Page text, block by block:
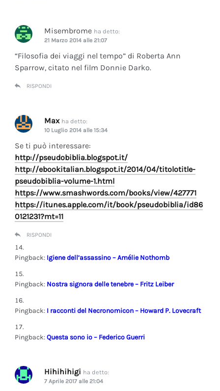
Misembrome ha detto:
21 Marzo 2014 alle 21:07
“Filosofia dei viaggi nel tempo” di Roberta Ann
Sparrow, citato nel film Donnie Darko.
RISPONDI
Max ha detto:
10 Luglio 2014 alle 15:34
Se ti può interessare:
http://pseudobiblia.blogspot.it/
http://ebookitalian.blogspot.it/2014/04/titolotitle-
pseudobiblia-volume-1.html
https://www.smashwords.com/books/view/427771
https://itunes.apple.com/it/book/pseudobiblia/id86
0121231?mt=11
RISPONDI
Pingback: Igiene dell’assassino – Amélie Nothomb
Pingback: Nostra signora delle tenebre – Fritz Leiber
Pingback: I racconti del Necronomicon – Howard P. Lovecraft
Pingback:Questa sono io – Federico Guerri
Hihihihigi ha detto:
7 Aprile 2017 alle 21:04